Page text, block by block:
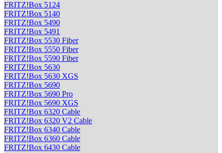
FRITZ!Box 5124
FRITZ!Box 5140
FRITZ!Box 5490
FRITZ!Box 5491
FRITZ!Box 5530 Fiber
FRITZ!Box 5550 Fiber
FRITZ!Box 5590 Fiber
FRITZ!Box 5630
FRITZ!Box 5630 XGS
FRITZ!Box 5690
FRITZ!Box 5690 Pro
FRITZ!Box 5690 XGS
FRITZ!Box 6320 Cable
FRITZ!Box 6320 V2 Cable
FRITZ!Box 6340 Cable
FRITZ!Box 6360 Cable
FRITZ!Box 6430 Cable